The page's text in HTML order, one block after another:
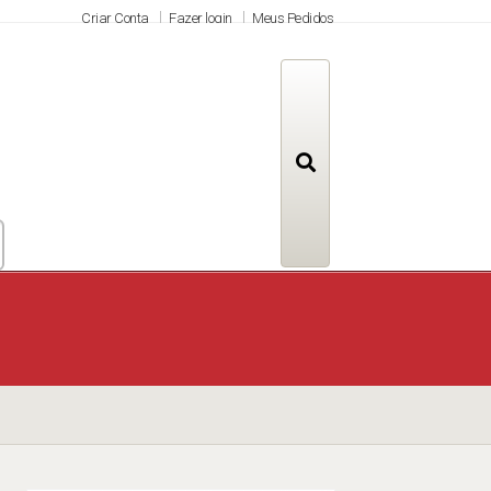
Criar Conta Fazer login Meus Pedidos